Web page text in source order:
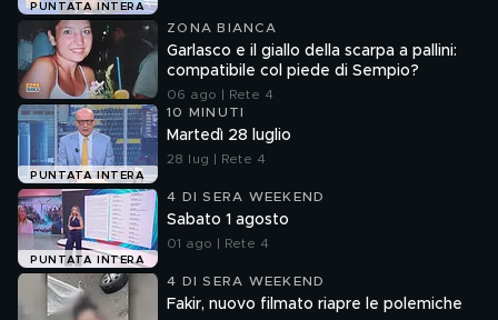
PUNTATA INTERA
ZONA BIANCA
Garlasco e il giallo della scarpa a pallini:
compatibile col piede di Sempio?
06 ago | Rete 4
PUNTATA INTERA
10 MINUTI
Martedì 28 luglio
28 lug | Rete 4
PUNTATA INTERA
4 DI SERA WEEKEND
Sabato 1 agosto
01 ago | Rete 4
4 DI SERA WEEKEND
Fakir, nuovo filmato riapre le polemiche